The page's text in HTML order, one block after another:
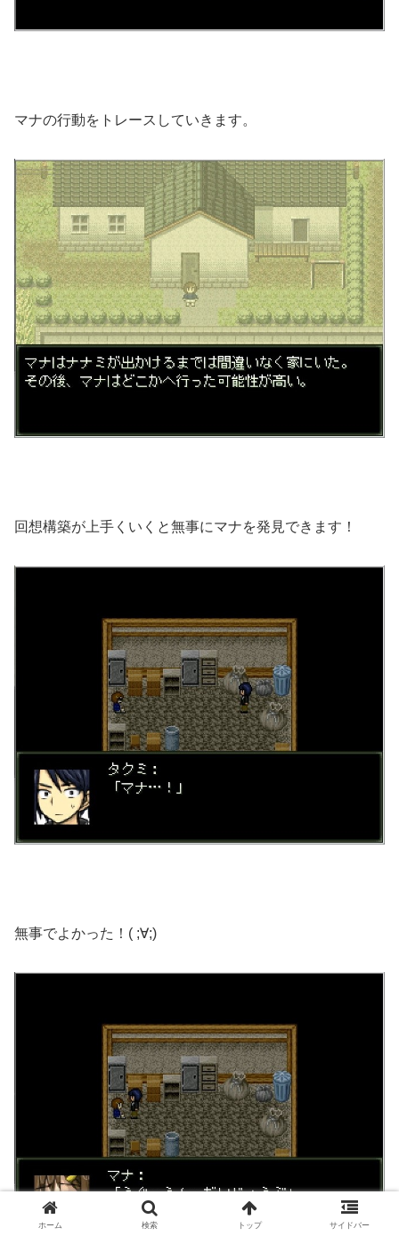
マナの行動をトレースしていきます。
回想構築が上手くいくと無事にマナを発見できます！
無事でよかった！( ;∀;)
ホーム 検索 トップ サイドバー